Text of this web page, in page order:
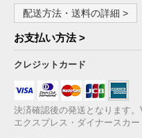
配送方法・送料の詳細 >
お支払い方法 >
クレジットカード
決済確認後の発送となります
エクスプレス・ダイナースカー